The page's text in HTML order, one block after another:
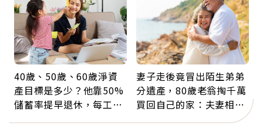
40歲、50歲、60歲淨資
產目標是多少？他靠50%
儲蓄率提早退休，每工作
妻子走後竟冒出陌生弟弟
分遺產，80歲老翁掏千萬
買回自己的家：夫妻相守
60年，卻輸給一個名字